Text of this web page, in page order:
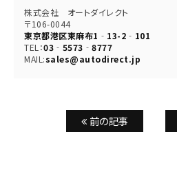
株式会社 オートダイレクト
〒106-0044
東京都港区東麻布1‐13-2‐101
TEL：03‐5573‐8777
MAIL:sales@autodirect.jp
前の記事